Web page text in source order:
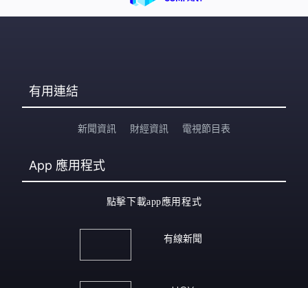
有用連結
新聞資訊 財經資訊 電視節目表
App 應用程式
點擊下載app應用程式
有線新聞